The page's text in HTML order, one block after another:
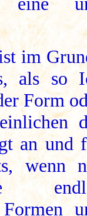
im
als so
Form
an und
wenn
Formen